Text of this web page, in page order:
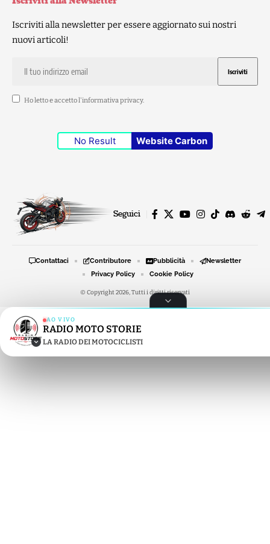
Iscriviti alla newsletter per essere aggiornato sui nostri
nuovi articoli!
Ho letto e accetto l'informativa privacy.
No Result Website Carbon
Seguici
© Copyright 2026, Tutti i diritti riservati
Contattaci Contributore Pubblicità
Newsletter
Privacy Policy
Cookie Policy
AO VIVO
RADIO MOTO STORIE
LA RADIO DEI MOTOCICLISTI